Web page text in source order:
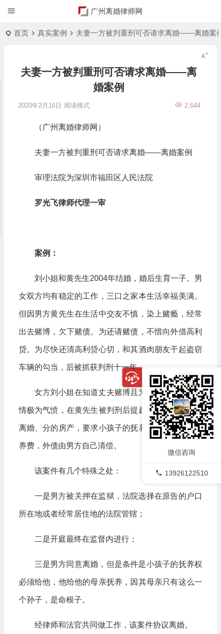
广州离婚律师网
首页 真实案例 夫妻一方被判重刑可否请求离婚——离婚案
夫妻一方被判重刑可否请求离婚——离
婚案例
2020年2月16日 2,644
阅读模式
（广州离婚律师网）
夫妻一方被判重刑可否请求离婚——离婚案例
审理法院为深圳市福田区人民法院
罗光飞律师代理一审
案例：
刘小姐和黄先生2004年结婚，婚后生育一子。男
女双方均有稳定的工作，三口之家本生活幸福美满。
但因男方黄先生在生活中交友不慎，染上赌瘾，经常
出去赌博，欠下赌债。为还请赌债，不惜向外借高利
贷。为尽快还清高利贷心切，和其酒肉朋友干起盗窃
车辆的勾当，后被抓获判刑十一年。
女方刘小姐在知道丈夫赌博且为还赌债盗窃的事
情极为气愤，在黄先生被判刑后提起离婚诉讼，要求
离婚、分的房产，要求小孩子的抚养权并男方支付抚
养费，外债由男方自己清偿。
该案件有几个特殊之处：
一是男方被关押在监狱，法院选择在原告的户口
所在地或者经常居住地的法院管辖；
二是开庭最终在监督内进行；
三是男方同意离婚，但是条件是小孩子的抚养权
必须给他，他给他的母亲抚养，因其母亲只有这么一
个孙子，是命根子。
经律师和法官共同做工作，该案件协议离婚。
微信咨询
13926122510